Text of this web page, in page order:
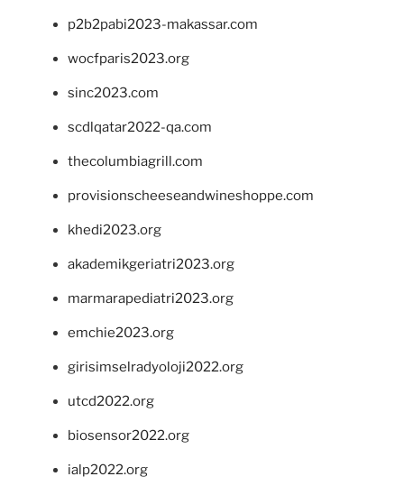
p2b2pabi2023-makassar.com
wocfparis2023.org
sinc2023.com
scdlqatar2022-qa.com
thecolumbiagrill.com
provisionscheeseandwineshoppe.com
khedi2023.org
akademikgeriatri2023.org
marmarapediatri2023.org
emchie2023.org
girisimselradyoloji2022.org
utcd2022.org
biosensor2022.org
ialp2022.org